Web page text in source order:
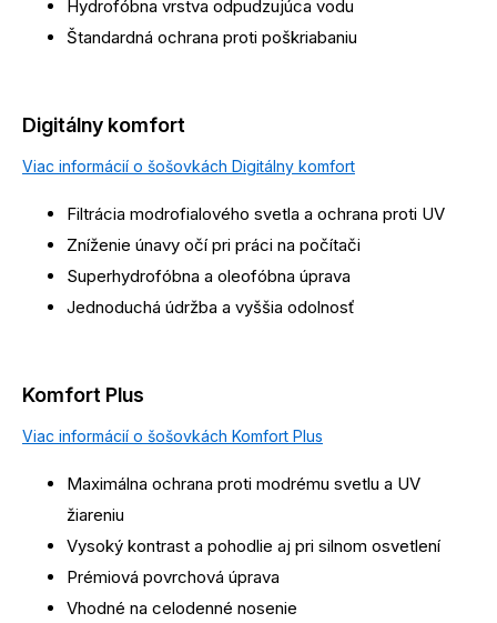
Hydrofóbna vrstva odpudzujúca vodu
Štandardná ochrana proti poškriabaniu
Digitálny komfort
Viac informácií o šošovkách Digitálny komfort
Filtrácia modrofialového svetla a ochrana proti UV
Zníženie únavy očí pri práci na počítači
Superhydrofóbna a oleofóbna úprava
Jednoduchá údržba a vyššia odolnosť
Komfort Plus
Viac informácií o šošovkách Komfort Plus
Maximálna ochrana proti modrému svetlu a UV
žiareniu
Vysoký kontrast a pohodlie aj pri silnom osvetlení
Prémiová povrchová úprava
Vhodné na celodenné nosenie